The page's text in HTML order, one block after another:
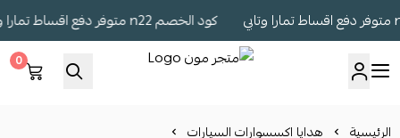
كود الخصم n22 متوفر دفع اقساط تمارا وتابي
0
الرئيسية هدايا اكسسوارات السيارات